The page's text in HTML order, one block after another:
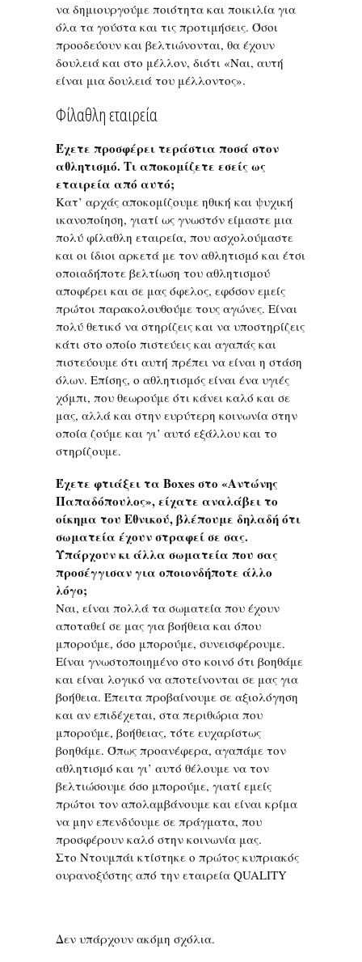
να δημιουργούμε ποιότητα και ποικιλία για
όλα τα γούστα και τις προτιμήσεις. Όσοι
προοδεύουν και βελτιώνονται, θα έχουν
δουλειά και στο μέλλον, διότι «Ναι, αυτή
είναι μια δουλειά του μέλλοντος».
Φίλαθλη εταιρεία
Έχετε προσφέρει τεράστια ποσά στον
αθλητισμό. Τι αποκομίζετε εσείς ως
εταιρεία από αυτό;
Κατ’ αρχάς αποκομίζουμε ηθική και ψυχική
ικανοποίηση, γιατί ως γνωστόν είμαστε μια
πολύ φίλαθλη εταιρεία, που ασχολούμαστε
και οι ίδιοι αρκετά με τον αθλητισμό και έτσι
οποιαδήποτε βελτίωση του αθλητισμού
αποφέρει και σε μας όφελος, εφόσον εμείς
πρώτοι παρακολουθούμε τους αγώνες. Είναι
πολύ θετικό να στηρίζεις και να υποστηρίζεις
κάτι στο οποίο πιστεύεις και αγαπάς και
πιστεύουμε ότι αυτή πρέπει να είναι η στάση
όλων. Επίσης, ο αθλητισμός είναι ένα υγιές
χόμπι, που θεωρούμε ότι κάνει καλό και σε
μας, αλλά και στην ευρύτερη κοινωνία στην
οποία ζούμε και γι’ αυτό εξάλλου και το
στηρίζουμε.
Έχετε φτιάξει τα Boxes στο «Αντώνης
Παπαδόπουλος», είχατε αναλάβει το
οίκημα του Εθνικού, βλέπουμε δηλαδή ότι
σωματεία έχουν στραφεί σε σας.
Υπάρχουν κι άλλα σωματεία που σας
προσέγγισαν για οποιονδήποτε άλλο
λόγο;
Ναι, είναι πολλά τα σωματεία που έχουν
αποταθεί σε μας για βοήθεια και όπου
μπορούμε, όσο μπορούμε, συνεισφέρουμε.
Είναι γνωστοποιημένο στο κοινό ότι βοηθάμε
και είναι λογικό να αποτείνονται σε μας για
βοήθεια. Έπειτα προβαίνουμε σε αξιολόγηση
και αν επιδέχεται, στα περιθώρια που
μπορούμε, βοήθειας, τότε ευχαρίστως
βοηθάμε. Όπως προανέφερα, αγαπάμε τον
αθλητισμό και γι’ αυτό θέλουμε να τον
βελτιώσουμε όσο μπορούμε, γιατί εμείς
πρώτοι τον απολαμβάνουμε και είναι κρίμα
να μην επενδύουμε σε πράγματα, που
προσφέρουν καλό στην κοινωνία μας.
Στο Ντουμπάι κτίστηκε ο πρώτος κυπριακός
ουρανοξύστης από την εταιρεία QUALITY
Δεν υπάρχουν ακόμη σχόλια.